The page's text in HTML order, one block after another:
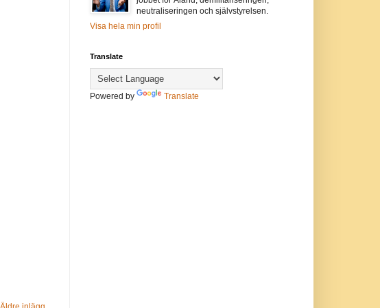
neutraliseringen och självstyrelsen.
Visa hela min profil
Translate
Powered by Translate